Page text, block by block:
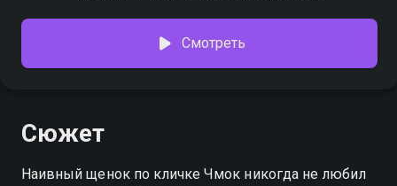
Смотреть
Сюжет
Наивный щенок по кличке Чмок никогда не любил